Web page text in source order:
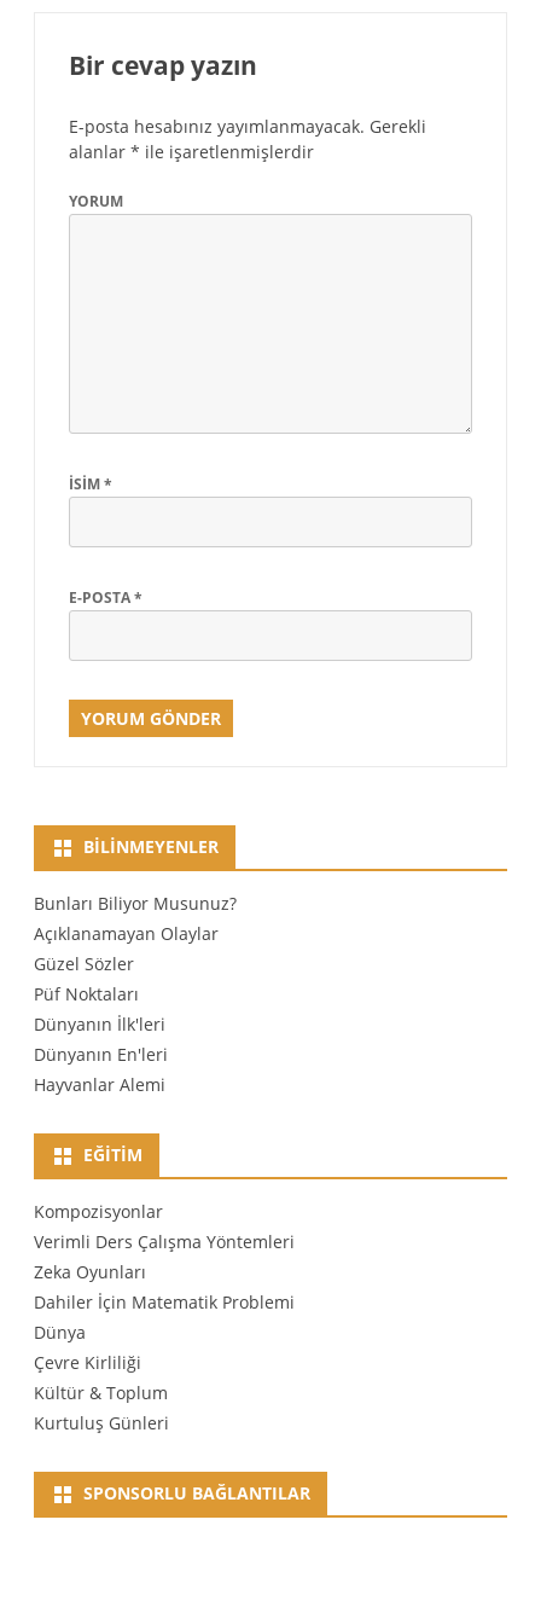
Bir cevap yazın
E-posta hesabınız yayımlanmayacak. Gerekli
alanlar * ile işaretlenmişlerdir
YORUM
İSIM*
E-POSTA*
BILINMEYENLER
Bunları Biliyor Musunuz?
Açıklanamayan Olaylar
Güzel Sözler
Püf Noktaları
Dünyanın İlk'leri
Dünyanın En'leri
Hayvanlar Alemi
EĞITIM
Kompozisyonlar
Verimli Ders Çalışma Yöntemleri
Zeka Oyunları
Dahiler İçin Matematik Problemi
Dünya
Çevre Kirliliği
Kültür & Toplum
Kurtuluş Günleri
SPONSORLU BAĞLANTILAR